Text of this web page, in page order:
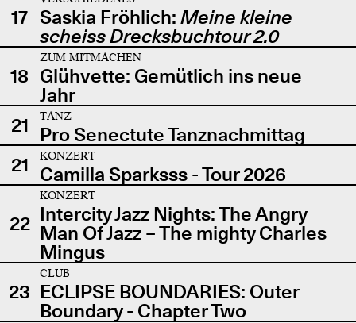
17 Saskia Fröhlich: Meine kleine
scheiss Drecksbuchtour 2.0
18
ZUM MITMACHEN
Glühvette: Gemütlich ins neue
Jahr
21
TANZ
Pro Senectute Tanznachmittag
21
KONZERT
Camilla Sparksss - Tour 2026
22
KONZERT
Intercity Jazz Nights: The Angry
Man Of Jazz – The mighty Charles
Mingus
23
CLUB
ECLIPSE BOUNDARIES: Outer
Boundary - Chapter Two